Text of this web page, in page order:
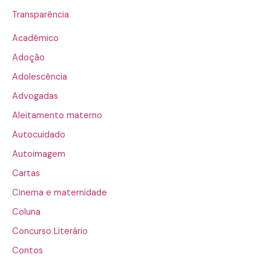
Transparência
Acadêmico
Adoção
Adolescência
Advogadas
Aleitamento materno
Autocuidado
Autoimagem
Cartas
Cinema e maternidade
Coluna
Concurso Literário
Contos